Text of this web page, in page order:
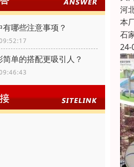
哪些注意事项？
单的搭配更吸引人？
河
本
石
24-